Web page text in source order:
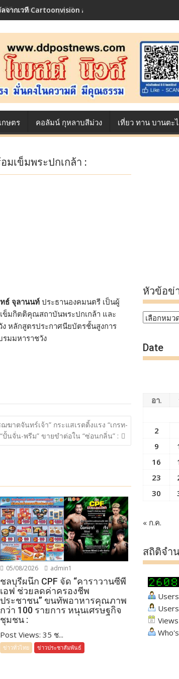
พีเอฟ เผย 10 เมนูสุดฮิต ตลอดเส้นทางการแข่งขัน True
เกษตร คอลัมน์ กุหลาบสีม่วง เที่ยว ทาน บานตะ
เข็มพระปกเกล้า :
ธ์ จุลานนท์ ประธานองคมนตรี เป็นผู้
ข็มกิตติคุณสถาบันพระปกเกล้า และ
หลักสูตรประกาศนียบัตรชั้นสูงการ
มมหาราชวัง
ฆาตจันทร์เจ้า” กระแสเรตติ้งแรง “เกรท-
ปั้นจั่น-พรีม” ขายขำต่อใน “ซ่อนกลิ่น” :
05/08/2026 admin1
ชลบุรีผนึก CPF จัด “คาราวานซีพี
เอฟ ช่วยลดค่าครองชีพ
ประชาชน” ขนทัพอาหารคุณภาพ
กว่า 100 รายการ หนุนเศรษฐกิจ
ชุมชน :
Post Views: 35 ช...
ข่าวทั่วไทย ข่าวประชาสัมพันธ์
หัวข้อข่
หัวข้อ
Date
อา.
2
9
16
23
30
« ก.ค.
สถิติจำ